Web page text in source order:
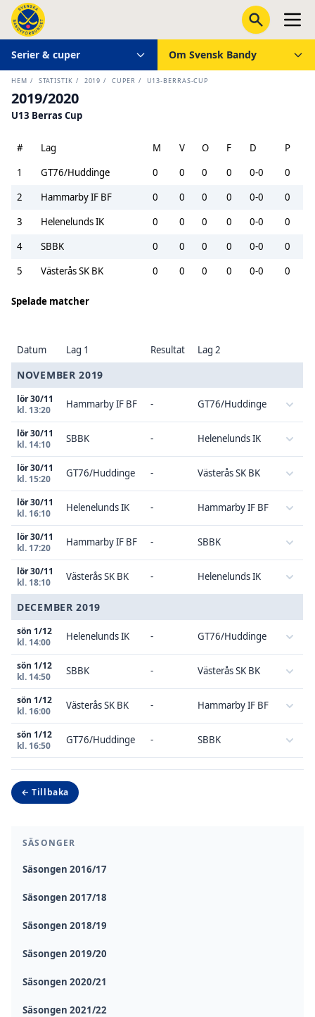
Serier & cuper Om Svensk Bandy
HEM / STATISTIK / 2019 / CUPER / U13-BERRAS-CUP
SÄSONGER
Säsongen 2016/17
Säsongen 2017/18
Säsongen 2018/19
Säsongen 2019/20
Säsongen 2020/21
Säsongen 2021/22
2019/2020
U13 Berras Cup
# Lag M V O F D
P
1
GT76/Huddinge 0 0 0 0 0-0
0
2
Hammarby IF BF 0 0 0 0 0-0
0
3
Helenelunds IK 0 0 0 0 0-0
0
4
SBBK 0 0 0 0 0-0
0
5
Västerås SK BK 0 0 0 0 0-0 0
Spelade matcher
Datum Lag 1 Resultat Lag 2
NOVEMBER 2019
lör 30/11
kl. 13:20
Hammarby IF BF - GT76/Huddinge
lör 30/11
kl. 14:10
SBBK - Helenelunds IK
lör 30/11
kl. 15:20
GT76/Huddinge - Västerås SK BK
lör 30/11
kl. 16:10
Helenelunds IK - Hammarby IF BF
lör 30/11
kl. 17:20
Hammarby IF BF - SBBK
lör 30/11
kl. 18:10
Västerås SK BK - Helenelunds IK
DECEMBER 2019
sön 1/12
kl. 14:00
Helenelunds IK - GT76/Huddinge
sön 1/12
kl. 14:50
SBBK - Västerås SK BK
sön 1/12
kl. 16:00
Västerås SK BK - Hammarby IF BF
sön 1/12
kl. 16:50
GT76/Huddinge - SBBK
← Tillbaka